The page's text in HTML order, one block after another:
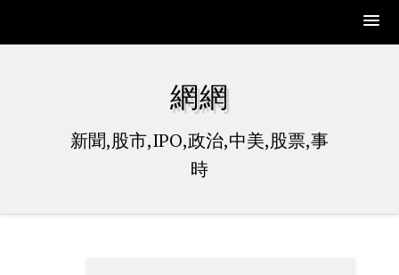
網網
新聞,股市,IPO,政治,中美,股票,事
時